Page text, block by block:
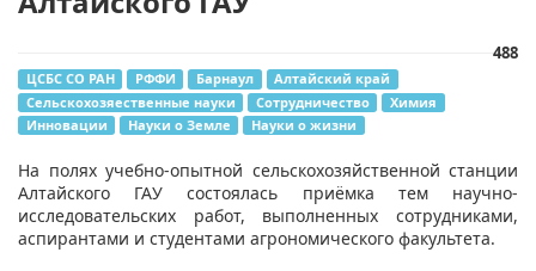
488
ЦСБС СО РАН РФФИ Барнаул
Алтайский край
Сельскохозяественные науки
Сотрудничество
Химия
Инновации
Науки о Земле Науки о жизни
На полях учебно-опытной сельскохозяйственной станции
Алтайского ГАУ состоялась приёмка тем научно-
исследовательских работ, выполненных сотрудниками,
аспирантами и студентами агрономического факультета.